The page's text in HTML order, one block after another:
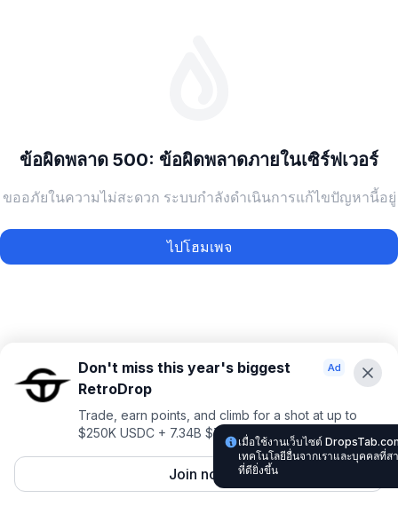
ข้อผิดพลาด 500: ข้อผิดพลาดภายในเซิร์ฟเวอร์
ขออภัยในความไม่สะดวก ระบบกำลังดำเนินการแก้ไขปัญหานี้อยู่
ไปโฮมเพจ
Don't miss this year's biggest
RetroDrop
Trade, earn points, and climb for a shot at up to
$250K USDC + 7.34B $TRUE
Join now
เมื่อใช้งานเว็บไซต์
เทคโนโลยีอื่นจากเราและบุคคลที่
ที่ดียิ่งขึ้น